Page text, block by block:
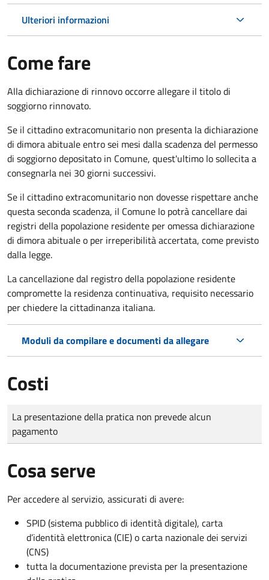
Ulteriori informazioni
Come fare
Alla dichiarazione di rinnovo occorre allegare il titolo di
soggiorno rinnovato.
Se il cittadino extracomunitario non presenta la dichiarazione
di dimora abituale entro sei mesi dalla scadenza del permesso
di soggiorno depositato in Comune, quest'ultimo lo sollecita a
consegnarla nei 30 giorni successivi.
Se il cittadino extracomunitario non dovesse rispettare anche
questa seconda scadenza, il Comune lo potrà cancellare dai
registri della popolazione residente per omessa dichiarazione
di dimora abituale o per irreperibilità accertata, come previsto
dalla legge.
La cancellazione dal registro della popolazione residente
compromette la residenza continuativa, requisito necessario
per chiedere la cittadinanza italiana.
Moduli da compilare e documenti da allegare
Costi
Tipo di pagamento
Importo
La presentazione della pratica non prevede alcun
pagamento
Cosa serve
Per accedere al servizio, assicurati di avere:
SPID (sistema pubblico di identità digitale), carta
d’identità elettronica (CIE) o carta nazionale dei servizi
(CNS)
tutta la documentazione prevista per la presentazione